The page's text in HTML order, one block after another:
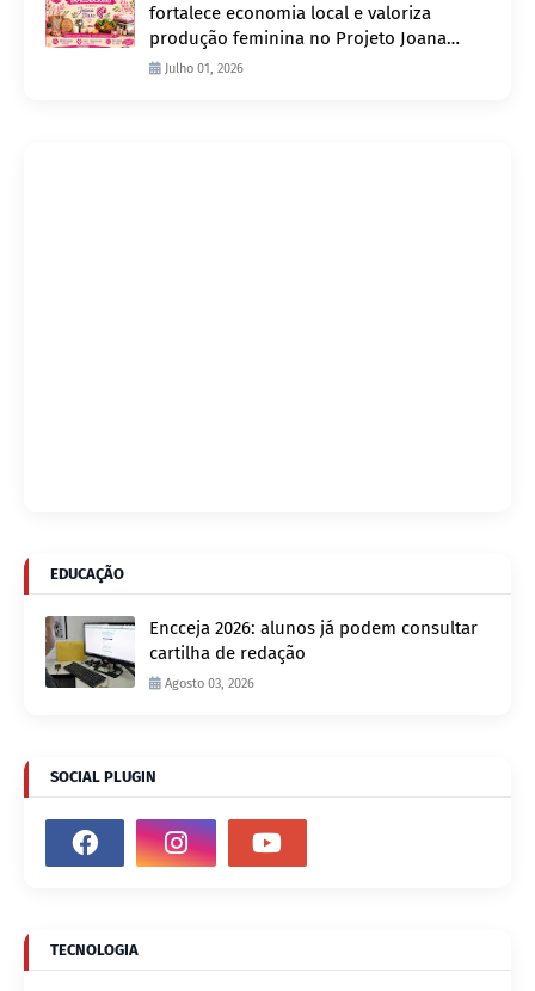
fortalece economia local e valoriza
produção feminina no Projeto Joana
D’Arc
Julho 01, 2026
EDUCAÇÃO
Encceja 2026: alunos já podem consultar
cartilha de redação
Agosto 03, 2026
SOCIAL PLUGIN
TECNOLOGIA